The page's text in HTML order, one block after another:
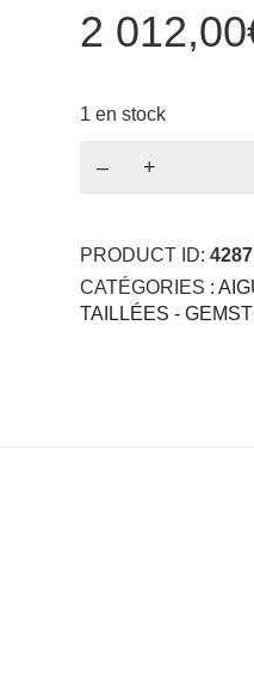
2 012,00
1 en stock
Mint
Neon
5.81ct
PRODUCT ID: 4287
CATÉGORIES :
TAILLÉES -